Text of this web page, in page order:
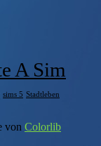
A Sim
sims 5 Stadtleben
von Colorlib